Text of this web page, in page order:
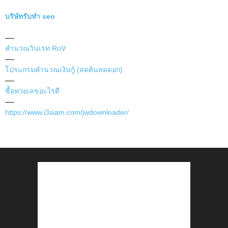
บริษัทรับทำ seo
—-
คำนวณวินเรท RoV
—-
โปรแกรมคำนวณเงินกู้ (ลดต้นลดดอก)
—-
ซื้อหวยเลขอะไรดี
—-
https://www.i3siam.com/jwdownloader/